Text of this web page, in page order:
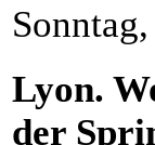
Lyon.
der